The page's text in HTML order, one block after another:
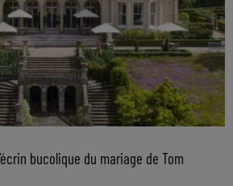
bucolique du mariage de Tom